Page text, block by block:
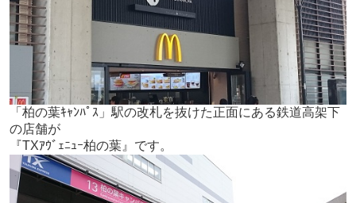
「柏の葉ｷｬﾝﾊﾟｽ」駅の改札を抜けた正面にある鉄道高架下
の店舗が
『TXｱｳﾞｪﾆｭｰ柏の葉』です。